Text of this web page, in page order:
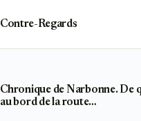
contenu
Contre-Regards
Chronique de Narbonne. De
au bord de la route…